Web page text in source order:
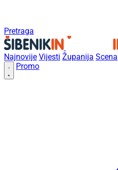
Pretraga
Najnovije Vijesti Županija Scena
Promo